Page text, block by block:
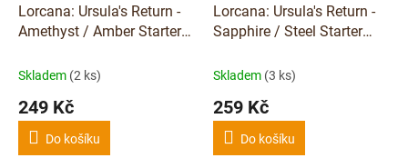
Lorcana: Ursula's Return -
Amethyst / Amber Starter
Skladem (2 ks)
249 Kč
Do košíku
Lorcana: Ursula's Return -
Sapphire / Steel Starter
Skladem (3 ks)
259 Kč
Do košíku